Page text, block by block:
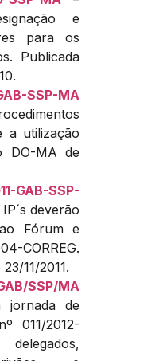
e
para os
Publicada
SSP-MA
a utilização
DO-MA de
GAB-SSP-
deverão
Fórum e
CORREG.
11/2011.
SSP/MA
jornada de
011/2012-